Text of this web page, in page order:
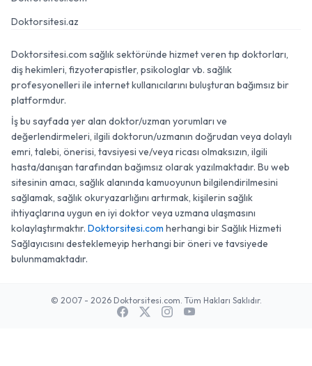
Doktorsitesi.az
Doktorsitesi.com sağlık sektöründe hizmet veren tıp doktorları,
diş hekimleri, fizyoterapistler, psikologlar vb. sağlık
profesyonelleri ile internet kullanıcılarını buluşturan bağımsız bir
platformdur.
İş bu sayfada yer alan doktor/uzman yorumları ve
değerlendirmeleri, ilgili doktorun/uzmanın doğrudan veya dolaylı
emri, talebi, önerisi, tavsiyesi ve/veya ricası olmaksızın, ilgili
hasta/danışan tarafından bağımsız olarak yazılmaktadır. Bu web
sitesinin amacı, sağlık alanında kamuoyunun bilgilendirilmesini
sağlamak, sağlık okuryazarlığını artırmak, kişilerin sağlık
ihtiyaçlarına uygun en iyi doktor veya uzmana ulaşmasını
kolaylaştırmaktır. Doktorsitesi.com herhangi bir Sağlık Hizmeti
Sağlayıcısını desteklemeyip herhangi bir öneri ve tavsiyede
bulunmamaktadır.
© 2007 - 2026 Doktorsitesi.com. Tüm Hakları Saklıdır.